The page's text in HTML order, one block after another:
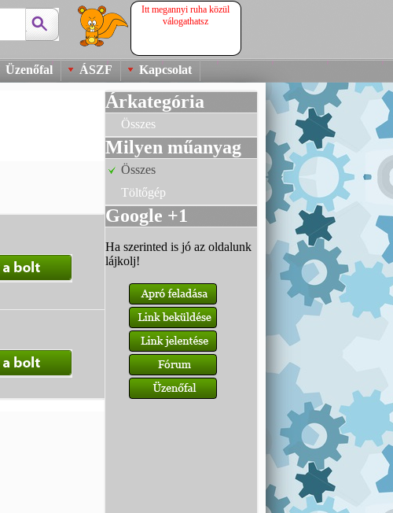
Itt megannyi ruha közül
válogathatsz
Üzenőfal ÁSZF Kapcsolat
Árkategória
Összes
Milyen műanyag
Összes
Töltőgép
Google +1
Ha szerinted is jó az oldalunk
lájkolj!